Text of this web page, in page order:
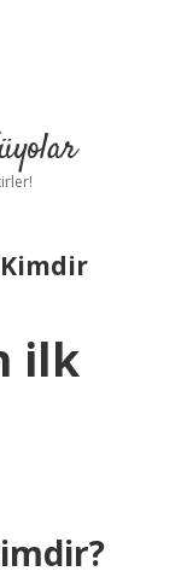
Kimdir
ilk